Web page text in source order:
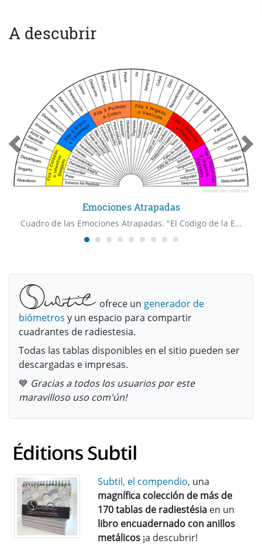
A descubrir
Emociones Atrapadas
Cuadro de las Emociones Atrapadas. "El Codigo de la Emocion" Dr Bradley Nelson
ofrece un generador de
biómetros y un espacio para compartir
cuadrantes de radiestesia.
Todas las tablas disponibles en el sitio pueden ser
descargadas e impresas.
💙 Gracias a todos los usuarios por este
maravilloso uso com'ún!
Subtil, el compendio, una
magnífica colección de más de
170 tablas de radiestésia en un
libro encuadernado con anillos
metálicos ¡a descubrir!